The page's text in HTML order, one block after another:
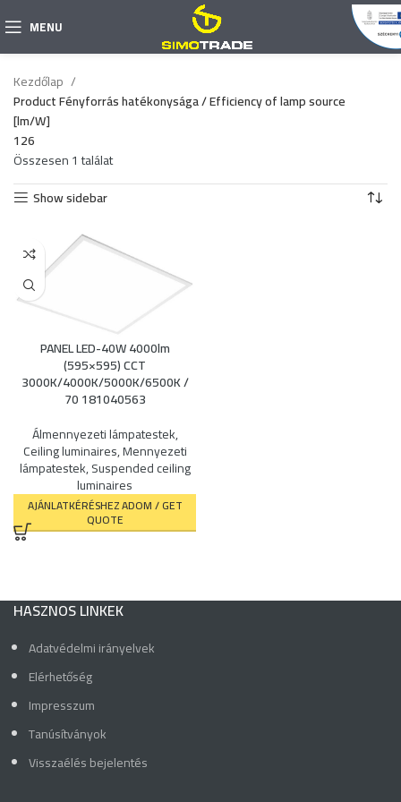
MENU
Kezdőlap
Product Fényforrás hatékonysága / Efficiency of lamp source
[lm/W]
126
Összesen 1 találat
Show sidebar
PANEL LED-40W 4000lm
(595×595) CCT
3000K/4000K/5000K/6500K /
70 181040563
Álmennyezeti lámpatestek,
Ceiling luminaires,Mennyezeti
lámpatestek,Suspended ceiling
luminaires
AJÁNLATKÉRÉSHEZ ADOM / GET
QUOTE
HASZNOS LINKEK
Adatvédelmi irányelvek
Elérhetőség
Impresszum
Tanúsítványok
Visszaélés bejelentés